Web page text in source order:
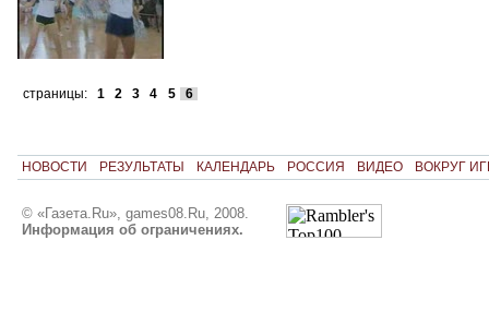
страницы: 1 2 3 4 5 6
НОВОСТИ РЕЗУЛЬТАТЫ КАЛЕНДАРЬ РОССИЯ ВИДЕО ВОКРУГ
© «Газета.Ru», games08.Ru, 2008.
Информация об ограничениях.